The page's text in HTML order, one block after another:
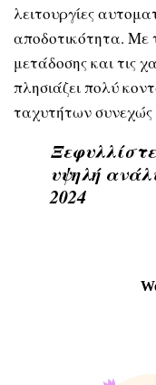
λειτουργίες
αποδοτικότητα. Με
μετάδοσης και τις
πλησιάζει πολύ
ταχυτήτων
υψηλή
2024